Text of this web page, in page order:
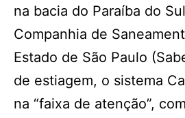
na bacia do Paraíba do
Companhia de
Estado de São Paulo
de estiagem, o sistema
na “faixa de atenção”,